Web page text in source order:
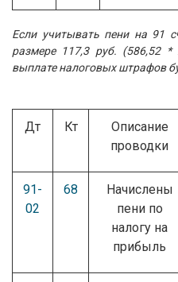
Если учитывать пени на 91
размере 117,3 руб. (586,52
выплате налоговых штрафов
Дт Кт
Описание
проводки
91-
02
68
Начислены
пени по
налогу на
прибыль